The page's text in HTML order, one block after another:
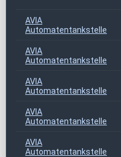
AVIA
Automatentankstelle
AVIA
Automatentankstelle
AVIA
Automatentankstelle
AVIA
Automatentankstelle
AVIA
Automatentankstelle